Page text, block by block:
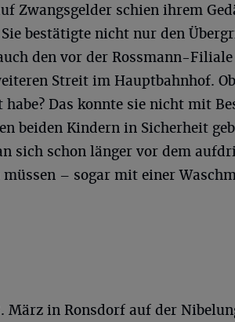
Zwangsgelder schien ihrem
Sie bestätigte nicht nur den
den vor der Rossmann-
Streit im Hauptbahnhof.
habe? Das konnte sie nicht mit
beiden Kindern in Sicherheit
sich schon länger vor dem
– sogar mit einer
März in Ronsdorf auf der